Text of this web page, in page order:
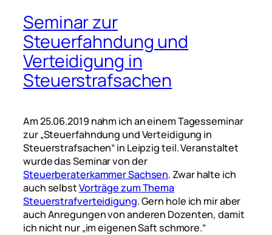
Seminar zur
Steuerfahndung und
Verteidigung in
Steuerstrafsachen
Am 25.06.2019 nahm ich an einem Tagesseminar
zur „Steuerfahndung und Verteidigung in
Steuerstrafsachen“ in Leipzig teil. Veranstaltet
wurde das Seminar von der
Steuerberaterkammer Sachsen. Zwar halte ich
auch selbstVorträge zum Thema
Steuerstrafverteidigung. Gern hole ich mir aber
auch Anregungen von anderen Dozenten, damit
ich nicht nur „im eigenen Saft schmore.“